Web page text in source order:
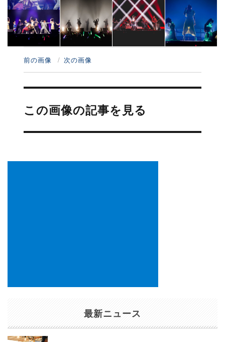
前の画像 次の画像
投
ナ
ビ
ー
この画像の記事を見る
最新ニュース